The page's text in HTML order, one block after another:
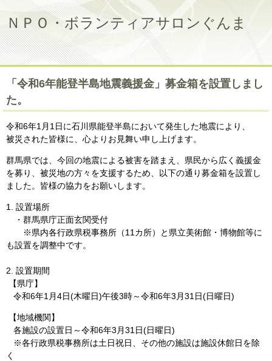
ＮＰＯ・ボランティアサロンぐんま
「令和6年能登半島地震義援金」募金箱を設置しまし
た。
令和6年1月1日に石川県能登半島において発生した地震により、
被災された皆様に、心よりお見舞い申し上げます。
群馬県では、今回の地震による被害を踏まえ、県民から広く義援金
を募り、被災地の方々を支援するため、以下の通り募金箱を設置し
ました。皆様の協力をお願いします。
1. 設置場所
・群馬県庁正面玄関受付
※県内各行政県税事務所（11カ所）と県立美術館・博物館等に
も設置を調整中です。
2. 設置期間
【県庁】
令和6年1月4日(木曜日)午後3時～令和6年3月31日(日曜日)
【地域機関】
各施設の設置日～令和6年3月31日(日曜日)
※各行政県税事務所は土日祝日、その他の施設は施設休館日を除
く